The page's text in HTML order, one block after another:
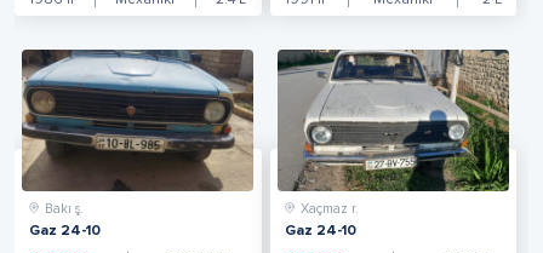
Bakı ş.
Gaz 24-10
Xaçmaz r.
Gaz 24-10